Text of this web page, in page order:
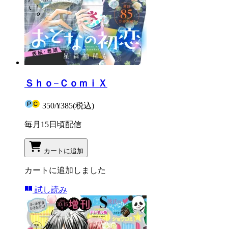
Ｓｈｏ−ＣｏｍｉＸ
350/¥385(税込)
毎月15日頃配信
カートに追加
カートに追加しました
試し読み